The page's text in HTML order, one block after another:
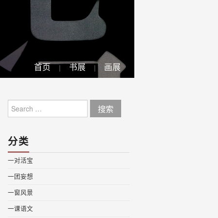
首页 书展 画展
for:
分类
一对活宝
一团妄想
一窗风景
一课语文